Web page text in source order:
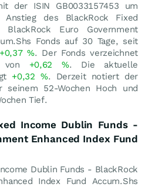
der ISIN GB0033157453 um
des BlackRock Fixed
Euro Government
Fonds auf 30 Tage, seit
+0,37%. Der Fonds verzeichnet
von +0,62%. Die aktuelle
+0,32 %. Derzeit notiert der
seinem 52-Wochen Hoch und
Tief.
Income Dublin Funds -
Enhanced Index Fund
Dublin Funds - BlackRock
Index Fund Accum.Shs